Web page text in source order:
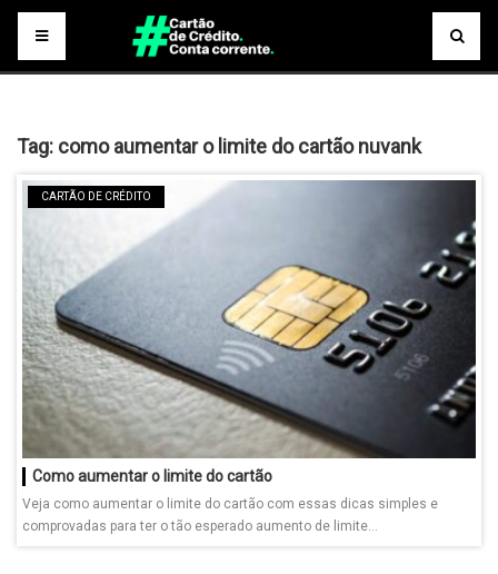
Tag: como aumentar o limite do cartão nuvank
CARTÃO DE CRÉDITO
Como aumentar o limite do cartão
Veja como aumentar o limite do cartão com essas dicas simples e
comprovadas para ter o tão esperado aumento de limite...